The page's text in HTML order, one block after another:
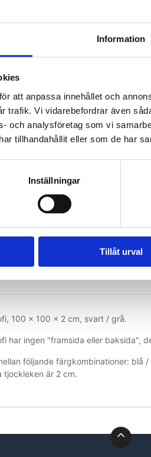
Information
att anpassa innehållet och
trafik. Vi vidarebefordrar även
och analysföretag som vi
tillhandahållit eller som de har
Inställningar
Tillåt urval
100 x 100 x 2 cm, svart / grå.
har ingen "framsida eller baksida",
följande färgkombinationer: blå
tjockleken är 2 cm.